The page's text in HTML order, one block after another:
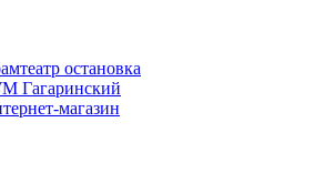
остановка
Гагаринский
магазин